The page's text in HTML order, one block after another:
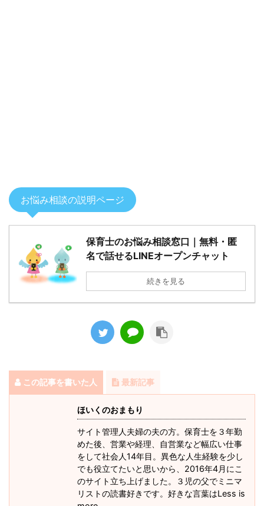
お悩み相談の説明ページ
保育士のお悩み相談窓口｜無料・匿
名で話せるLINEオープンチャット
続きを見る
この記事を書いた人 最新記事
ほいくのおまもり
サイト管理人夫婦の夫の方。保育士を３年勤
めた後、営業や経理、自営業など幅広い仕事
をして社会人14年目。異色な人生経験を少し
でも役立てたいと思いから、2016年4月にこ
のサイト立ち上げました。３児の父でミニマ
リストの読書好きです。好きな言葉はLess is